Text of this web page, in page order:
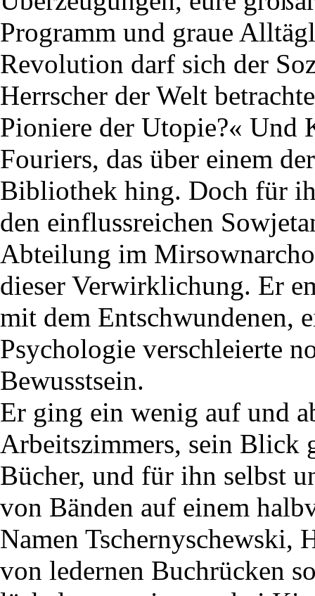
Programm und graue
Revolution darf sich der
Herrscher der Welt
Pioniere der Utopie?« Und
Fouriers, das über einem
Bibliothek hing. Doch für
den einflussreichen
Abteilung im
dieser Verwirklichung. Er
mit dem Entschwundenen,
Psychologie verschleierte
Bewusstsein.
Er ging ein wenig auf und
Arbeitszimmers, sein Blick
Bücher, und für ihn selbst
von Bänden auf einem
Namen Tschernyschewski,
von ledernen Buchrücken